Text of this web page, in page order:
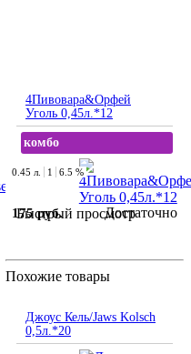
4Пивовара&Орфей
Уголь 0,45л.*12
комбо
Быстрый просмотр
0.45 л. 1 6.5 %
175 руб. Достаточно
Похожие товары
Джоус Кель/Jaws Kolsch
0,5л.*20